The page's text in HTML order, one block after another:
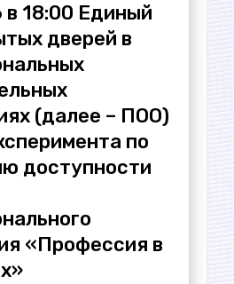
18:00 Единый
дверей в
(далее – ПОО)
по
доступности
«Профессия в